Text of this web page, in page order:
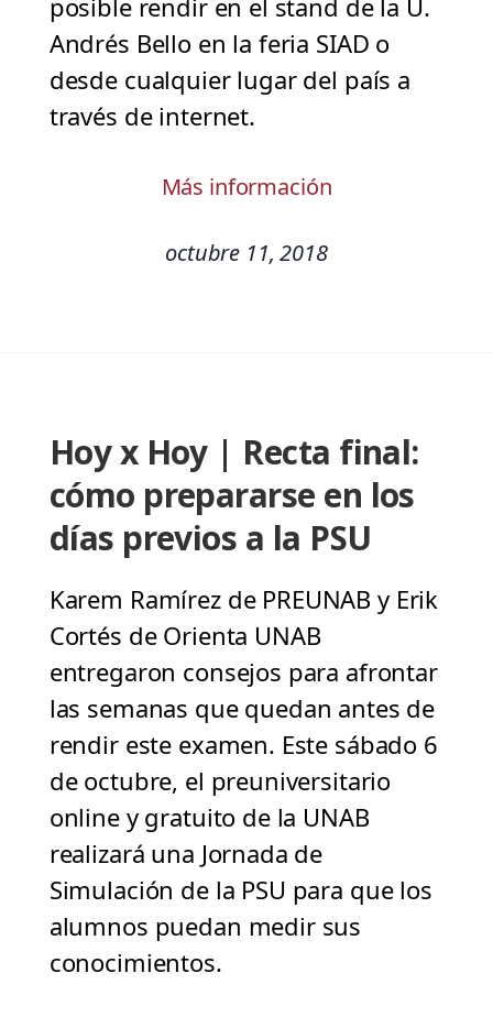
posible rendir en el stand de la U.
Andrés Bello en la feria SIAD o
desde cualquier lugar del país a
través de internet.
Más información
octubre 11, 2018
Hoy x Hoy | Recta final:
cómo prepararse en los
días previos a la PSU
Karem Ramírez de PREUNAB y Erik
Cortés de Orienta UNAB
entregaron consejos para afrontar
las semanas que quedan antes de
rendir este examen. Este sábado 6
de octubre, el preuniversitario
online y gratuito de la UNAB
realizará una Jornada de
Simulación de la PSU para que los
alumnos puedan medir sus
conocimientos.